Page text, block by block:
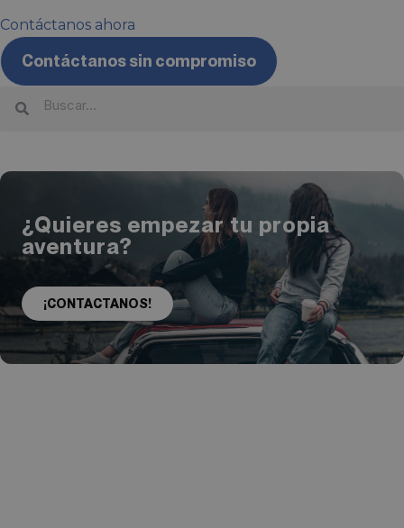
Contáctanos ahora
Contáctanos sin compromiso
¿Quieres empezar tu propia
aventura?
¡CONTACTANOS!